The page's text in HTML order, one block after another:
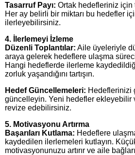
Tasarruf Payı: Ortak hedefleriniz için
Her ay belirli bir miktarı bu hedefler
ilerleyebilirsiniz.
4. İlerlemeyi İzleme
Düzenli Toplantılar: Aile üyeleriyle
araya gelerek hedeflere ulaşma
Hangi hedeflerde ilerleme
zorluk yaşandığını tartışın.
Hedef Güncellemeleri: Hedeflerinizi
güncelleyin. Yeni hedefler ekleyebilir
revize edebilirsiniz.
5. Motivasyonu Artırma
Başarıları Kutlama: Hedeflere
kaydedilen ilerlemeleri kutlayın.
motivasyonunuzu artırır ve aile